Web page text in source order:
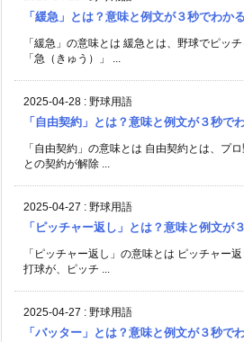
「緩急」とは？意味と例文が３秒でわかる
「緩急」の意味とは 緩急とは、野球でピッ
「急（きゅう）」 ...
2025-04-28 : 野球用語
「自由契約」とは？意味と例文が３秒で
「自由契約」の意味とは 自由契約とは、プ
との契約が解除 ...
2025-04-27 : 野球用語
「ピッチャー返し」とは？意味と例文が
「ピッチャー返し」の意味とは ピッチャー
打球が、ピッチ ...
2025-04-27 : 野球用語
「バッター」とは？意味と例文が３秒で